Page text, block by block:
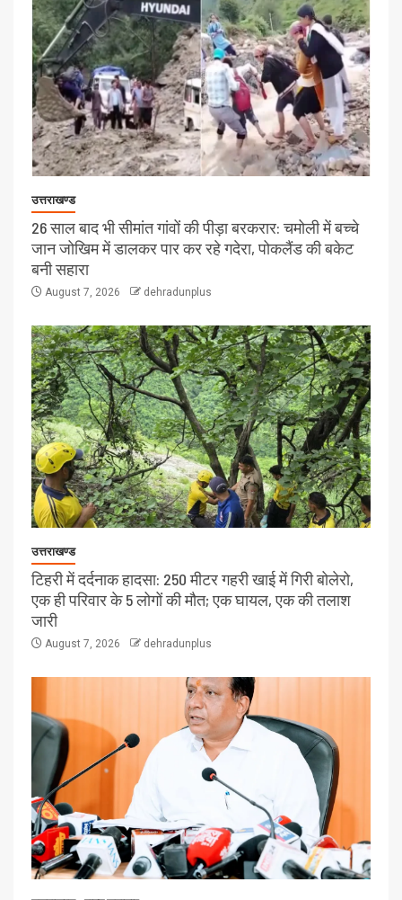
उत्तराखण्ड
26 साल बाद भी सीमांत गांवों की पीड़ा बरकरार: चमोली में बच्चे
जान जोखिम में डालकर पार कर रहे गदेरा, पोकलैंड की बकेट
बनी सहारा
August 7, 2026 dehradunplus
उत्तराखण्ड
टिहरी में दर्दनाक हादसा: 250 मीटर गहरी खाई में गिरी बोलेरो,
एक ही परिवार के 5 लोगों की मौत; एक घायल, एक की तलाश
जारी
August 7, 2026 dehradunplus